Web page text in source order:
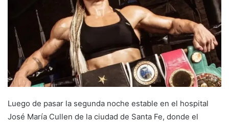
Luego de pasar la segunda noche estable en el hospital
José María Cullen de la ciudad de Santa Fe, donde el